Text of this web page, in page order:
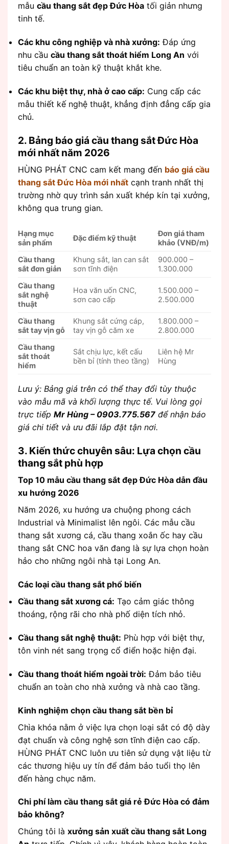
mẫu cầu thang sắt đẹp Đức Hòa tối giản nhưng
tinh tế.
Các khu công nghiệp và nhà xưởng: Đáp ứng
nhu cầu cầu thang sắt thoát hiểm Long An với
tiêu chuẩn an toàn kỹ thuật khắt khe.
Các khu biệt thự, nhà ở cao cấp: Cung cấp các
mẫu thiết kế nghệ thuật, khẳng định đẳng cấp gia
chủ.
2. Bảng báo giá cầu thang sắt Đức Hòa
mới nhất năm 2026
HÙNG PHÁT CNC cam kết mang đến báo giá cầu
thang sắt Đức Hòa mới nhất cạnh tranh nhất thị
trường nhờ quy trình sản xuất khép kín tại xưởng,
không qua trung gian.
Hạng mục
sản phẩm
Đặc điểm kỹ thuật
Đơn giá tham
khảo (VNĐ/m)
Cầu thang
sắt đơn giản
Khung sắt, lan can sắt
sơn tĩnh điện
900.000 –
1.300.000
Cầu thang
sắt nghệ
thuật
Hoa văn uốn CNC,
sơn cao cấp
1.500.000 –
2.500.000
Cầu thang
sắt tay vịn gỗ
Khung sắt cứng cáp,
tay vịn gỗ căm xe
1.800.000 –
2.800.000
Cầu thang
sắt thoát
hiểm
Sắt chịu lực, kết cấu
bền bỉ (tính theo tầng)
Liên hệ Mr
Hùng
Lưu ý: Bảng giá trên có thể thay đổi tùy thuộc
vào mẫu mã và khối lượng thực tế. Vui lòng gọi
trực tiếp Mr Hùng – 0903.775.567 để nhận báo
giá chi tiết và ưu đãi lắp đặt tận nơi.
3. Kiến thức chuyên sâu: Lựa chọn cầu
thang sắt phù hợp
Top 10 mẫu cầu thang sắt đẹp Đức Hòa dẫn đầu
xu hướng 2026
Năm 2026, xu hướng ưa chuộng phong cách
Industrial và Minimalist lên ngôi. Các mẫu cầu
thang sắt xương cá, cầu thang xoắn ốc hay cầu
thang sắt CNC hoa văn đang là sự lựa chọn hoàn
hảo cho những ngôi nhà tại Long An.
Các loại cầu thang sắt phổ biến
Cầu thang sắt xương cá: Tạo cảm giác thông
thoáng, rộng rãi cho nhà phố diện tích nhỏ.
Cầu thang sắt nghệ thuật: Phù hợp với biệt thự,
tôn vinh nét sang trọng cổ điển hoặc hiện đại.
Cầu thang thoát hiểm ngoài trời: Đảm bảo tiêu
chuẩn an toàn cho nhà xưởng và nhà cao tầng.
Kinh nghiệm chọn cầu thang sắt bền bỉ
Chìa khóa nằm ở việc lựa chọn loại sắt có độ dày
đạt chuẩn và công nghệ sơn tĩnh điện cao cấp.
HÙNG PHÁT CNC luôn ưu tiên sử dụng vật liệu từ
các thương hiệu uy tín để đảm bảo tuổi thọ lên
đến hàng chục năm.
Chi phí làm cầu thang sắt giá rẻ Đức Hòa có đảm
bảo không?
Chúng tôi là xưởng sản xuất cầu thang sắt Long